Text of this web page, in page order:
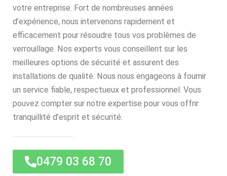
votre entreprise. Fort de nombreuses années
d’expérience, nous intervenons rapidement et
efficacement pour résoudre tous vos problèmes de
verrouillage. Nos experts vous conseillent sur les
meilleures options de sécurité et assurent des
installations de qualité. Nous nous engageons à fournir
un service fiable, respectueux et professionnel. Vous
pouvez compter sur notre expertise pour vous offrir
tranquillité d’esprit et sécurité.
0479 03 68 70